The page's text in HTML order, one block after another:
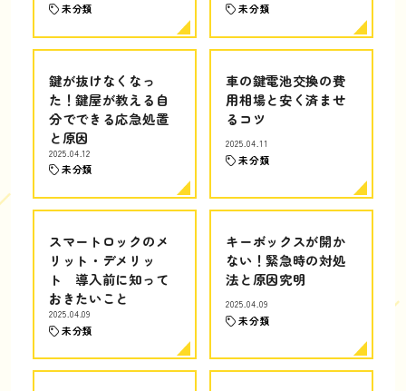
未分類 未分類
鍵が抜けなくなっ
た！鍵屋が教える自
分でできる応急処置
と原因
2025.04.12
未分類
車の鍵電池交換の費
用相場と安く済ませ
るコツ
2025.04.11
未分類
スマートロックのメ
リット・デメリッ
ト 導入前に知って
おきたいこと
2025.04.09
未分類
キーボックスが開か
ない！緊急時の対処
法と原因究明
2025.04.09
未分類